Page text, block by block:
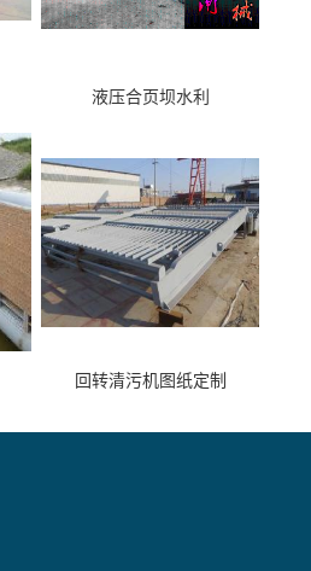
液压合页坝水利
回转清污机图纸定制